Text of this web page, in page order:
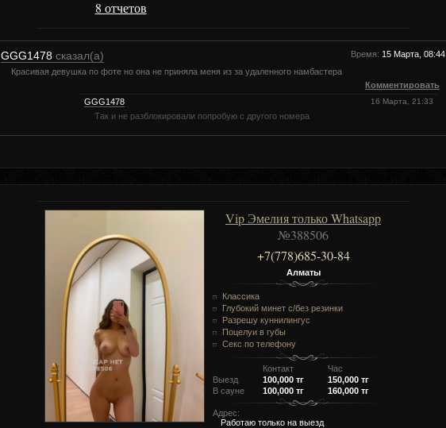
8 отчетов
GGG1478 сказал(а) Время: 15 Марта, 08:44
Красивая девушка по фоте но она не приняла меня из за удаленного намбастера
Комментировать
GGG1478
16 Марта, 21:33
Так и не разблокировали попробую с другого номера
Vip Эмелия только Whatsapp
№388506
+7(778)685-30-84
Алматы
Классика
Глубокий минет c/без резинки
Разрешу куннилингус
Поцелуи в губы
Секс по телефону
Контакт
Час
Выезд
100,000 тг
150,000 тг
В сауне
100,000 тг 160,000 тг
Адрес:
Работаю только на выезд